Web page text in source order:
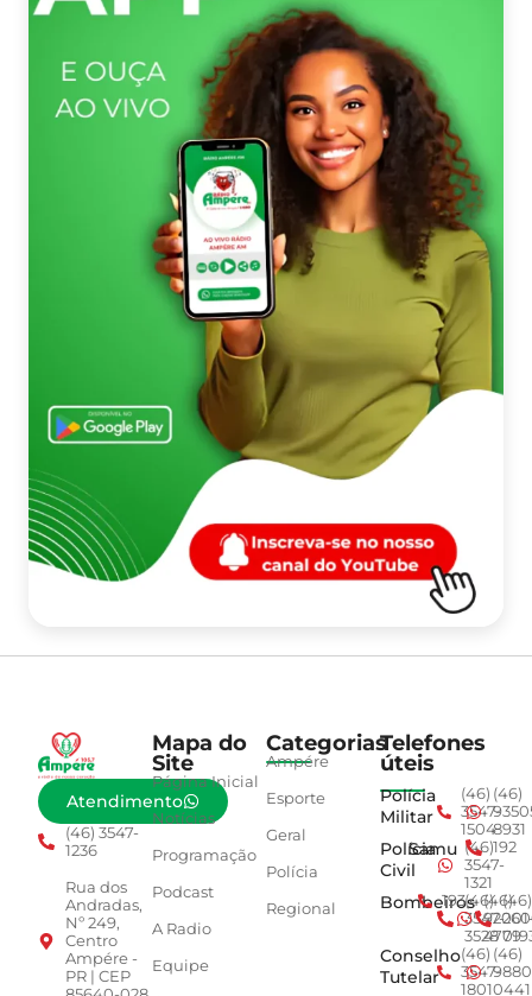
Atendimento
(46) 3547-
1236
Rua dos
Andradas,
Nº 249,
Centro
Ampére -
PR | CEP
Mapa do
Site
Página Inicial
Notícias
Programação
Podcast
A Radio
Equipe
Categorias
Ampére
Esporte
Geral
Polícia
Regional
Telefones
úteis
Polícia
Militar
(46)
3547-
1504
(46)
8931
Polícia
Civil
Samu (46)
3547-
1321
192
Bombeiros
193(46)
3547-
3528
(46)
4779
(46)
Conselho
Tutelar
(46)
3547-
1801
(46)
0441